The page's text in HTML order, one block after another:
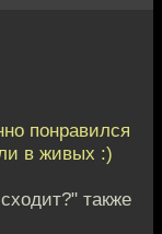
понравился
в живых :)
также